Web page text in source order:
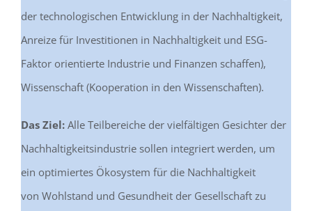
der technologischen Entwicklung in der Nachhaltigkeit,
Anreize für Investitionen in Nachhaltigkeit und ESG-
Faktor orientierte Industrie und Finanzen schaffen),
Wissenschaft (Kooperation in den Wissenschaften).
Das Ziel:Alle Teilbereiche der vielfältigen Gesichter der
Nachhaltigkeitsindustrie sollen integriert werden, um
ein optimiertes Ökosystem für die Nachhaltigkeit
von Wohlstand und Gesundheit der Gesellschaft zu